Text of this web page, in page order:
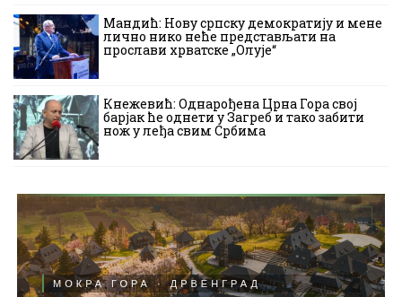
Мандић: Нову српску демократију и мене
лично нико неће представљати на
прослави хрватске „Олује“
Кнежевић: Однарођена Црна Гора свој
барјак ће однети у Загреб и тако забити
нож у леђа свим Србима